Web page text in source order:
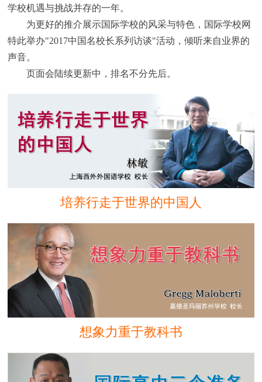
学校机遇与挑战并存的一年。
为更好的推介展示国际学校的风采与特色，国际学校网
特此举办"2017中国名校长系列访谈"活动，倾听来自业界的
声音。
页面会陆续更新中，排名不分先后。
培养行走于世界的中国人
想象力重于教科书